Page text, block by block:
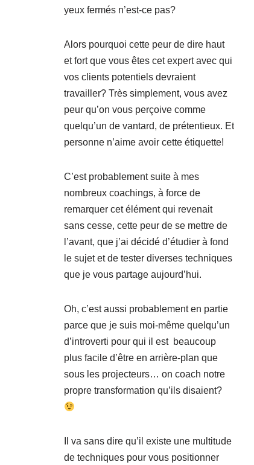
yeux fermés n’est-ce pas?
Alors pourquoi cette peur de dire haut
et fort que vous êtes cet expert avec qui
vos clients potentiels devraient
travailler? Très simplement, vous avez
peur qu’on vous perçoive comme
quelqu’un de vantard, de prétentieux. Et
personne n’aime avoir cette étiquette!
C’est probablement suite à mes
nombreux coachings, à force de
remarquer cet élément qui revenait
sans cesse, cette peur de se mettre de
l’avant, que j’ai décidé d’étudier à fond
le sujet et de tester diverses techniques
que je vous partage aujourd’hui.
Oh, c’est aussi probablement en partie
parce que je suis moi-même quelqu’un
d’introverti pour qui il est beaucoup
plus facile d’être en arrière-plan que
sous les projecteurs… on coach notre
propre transformation qu’ils disaient?
Il va sans dire qu’il existe une multitude
de techniques pour vous positionner